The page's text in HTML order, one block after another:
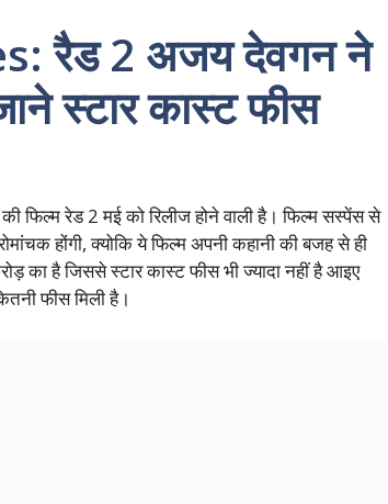
रैड 2 अजय देवगन ने
स्टार कास्ट फीस
रेड 2 मई को रिलीज होने वाली है। फिल्म सस्पेंस से
होंगी, क्योकि ये फिल्म अपनी कहानी की बजह से ही
का है जिससे स्टार कास्ट फीस भी ज्यादा नहीं है आइए
फीस मिली है।